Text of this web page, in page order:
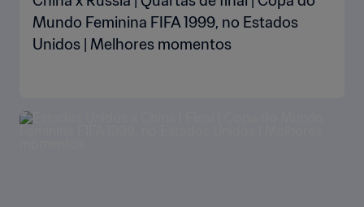
Mundo Feminina FIFA 1999, no Estados
Unidos | Melhores momentos